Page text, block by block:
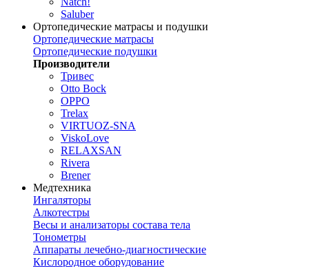
Saluber
Ортопедические матрасы и подушки
Ортопедические матрасы
Ортопедические подушки
Производители
Тривес
Otto Bock
OPPO
Trelax
VIRTUOZ-SNA
ViskoLove
RELAXSAN
Rivera
Brener
Медтехника
Ингаляторы
Алкотестры
Весы и анализаторы состава тела
Тонометры
Аппараты лечебно-диагностические
Кислородное оборудование